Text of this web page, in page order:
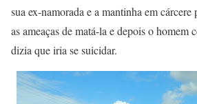
sua ex-namorada e a mantinha em
as ameaças de matá-la e depois o homem
dizia que iria se suicidar.